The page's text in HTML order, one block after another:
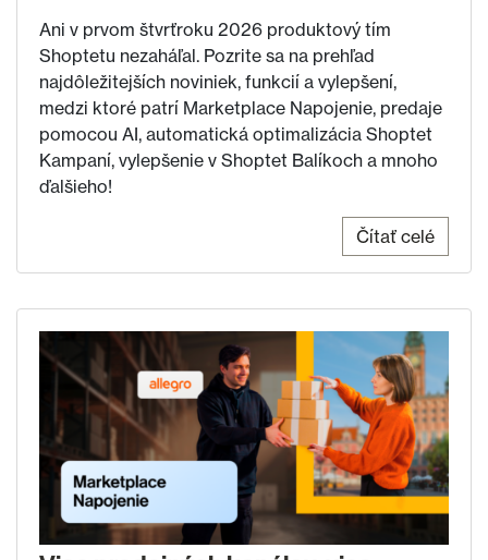
Ani v prvom štvrťroku 2026 produktový tím
Shoptetu nezaháľal. Pozrite sa na prehľad
najdôležitejších noviniek, funkcií a vylepšení,
medzi ktoré patrí Marketplace Napojenie, predaje
pomocou AI, automatická optimalizácia Shoptet
Kampaní, vylepšenie v Shoptet Balíkoch a mnoho
ďalšieho!
Čítať celé